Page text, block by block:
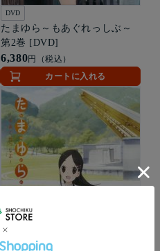
DVD
たまゆら～もあぐれっしぶ～
第2巻 [DVD]
6,380円（税込）
カートに入れる